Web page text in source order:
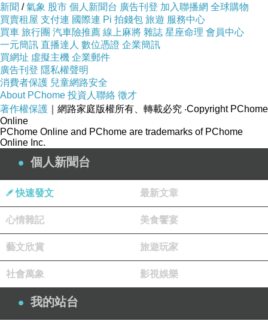
新聞 /氣象 股市 個人新聞台 廣告刊登 加入聯播網 全球購物
買賣租屋 支付連 國際連 Pi 拍錢包 旅遊 服務中心
買車 旅行團 汽車險推薦 線上麻將 雜誌 星座命理 會員中心
一元簡訊 直播達人 數位憑證 企業簡訊
買網址 虛擬主機 企業郵件
廣告刊登 隱私權聲明
消費者保護 兒童網路安全
About PChome 投資人聯絡 徵才
著作權保護 ｜網路家庭版權所有、轉載必究 ‧Copyright PChome
Online
PChome Online and PChome are trademarks of PChome
Online Inc.
個人新聞台
快速發文 最新文章
心情雜記 美食饗宴
藝文欣賞 旅遊玩家
社會萬象 影視娛樂
我的站台